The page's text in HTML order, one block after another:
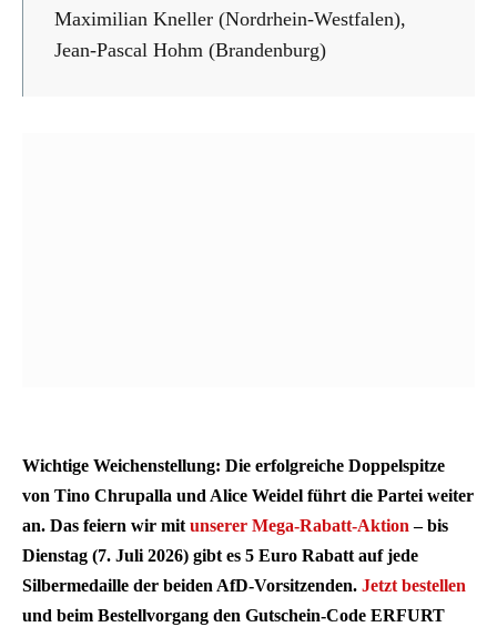
Maximilian Kneller (Nordrhein-Westfalen),
Jean-Pascal Hohm (Brandenburg)
Wichtige Weichenstellung: Die erfolgreiche Doppelspitze
von Tino Chrupalla und Alice Weidel führt die Partei weiter
an. Das feiern wir mit unserer Mega-Rabatt-Aktion – bis
Dienstag (7. Juli 2026) gibt es 5 Euro Rabatt auf jede
Silbermedaille der beiden AfD-Vorsitzenden. Jetzt bestellen
und beim Bestellvorgang den Gutschein-Code ERFURT